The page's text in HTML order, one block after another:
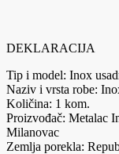
DEKLARACIJA
Tip i model: Inox
Naziv i vrsta robe:
Količina: 1 kom.
Proizvođač: Metalac
Milanovac
Zemlja porekla: